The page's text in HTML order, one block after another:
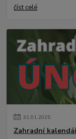
číst celé
31.01.2025
Zahradní